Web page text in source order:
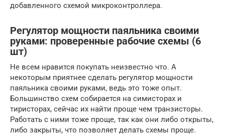
добавленного схемой микроконтроллера.
Регулятор мощности паяльника своими
руками: проверенные рабочие схемы (6
шт)
Не всем нравится покупать неизвестно что. А
некоторым приятнее сделать регулятор мощности
паяльника своими руками, ведь это тоже опыт.
Большинство схем собирается на симисторах и
тиристорах, сейчас их найти проще чем транзисторы.
Работать с ними тоже проще, так как они либо открыты,
либо закрыты, что позволяет делать схемы проще.